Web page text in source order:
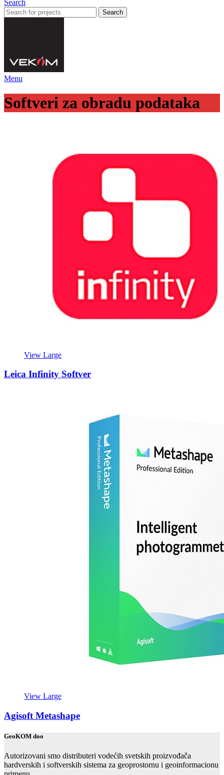
Search
Search
Menu
Softveri za obradu podataka
View Large
Leica Infinity Softver
View Large
Agisoft Metashape
GeoKOM doo
Autorizovani smo distributeri vodećih svetskih proizvođača
hardverskih i softverskih sistema za geoprostornu i geoinformacionu